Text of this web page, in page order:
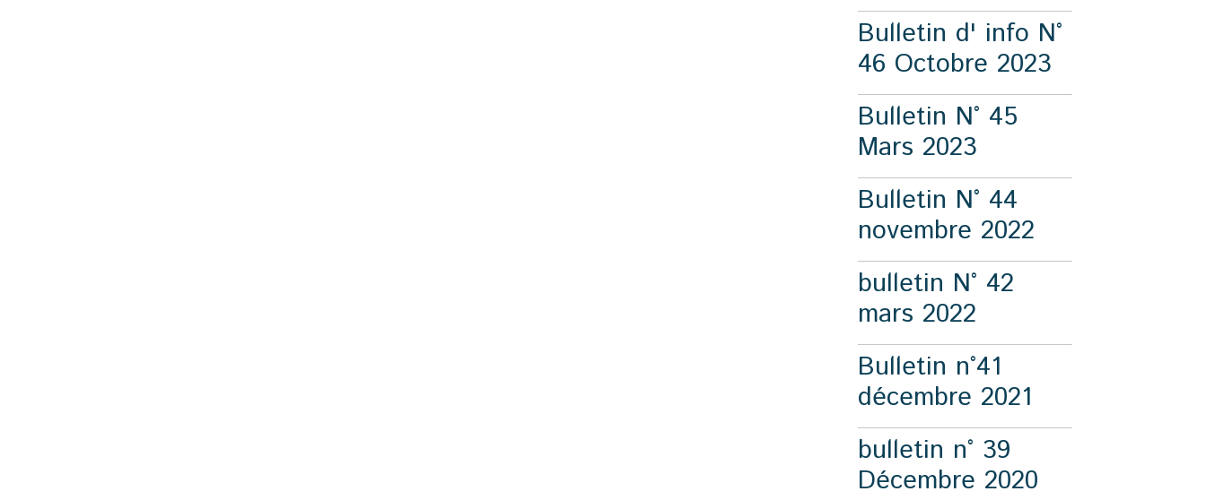
Bulletin d' info N°
46 Octobre 2023
Bulletin N° 45
Mars 2023
Bulletin N° 44
novembre 2022
bulletin N° 42
mars 2022
Bulletin n°41
décembre 2021
bulletin n° 39
Décembre 2020